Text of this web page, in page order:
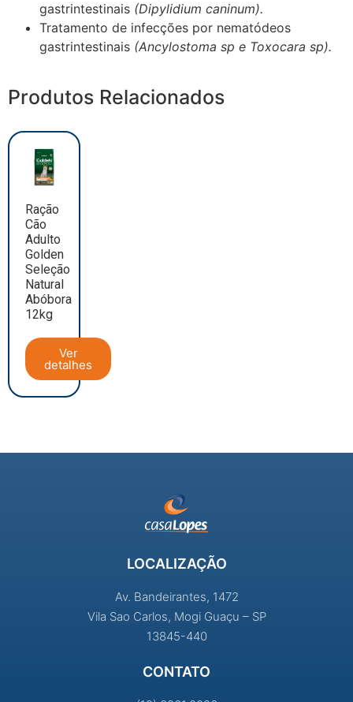
gastrintestinais (Dipylidium caninum).
Tratamento de infecções por nematódeos
gastrintestinais (Ancylostoma sp e Toxocara sp).
Produtos Relacionados
Ração
Cão
Adulto
Golden
Seleção
Natural
Abóbora
12kg
Ver
detalhes
LOCALIZAÇÃO
Av. Bandeirantes, 1472
Vila Sao Carlos, Mogi Guaçu – SP
13845-440
CONTATO